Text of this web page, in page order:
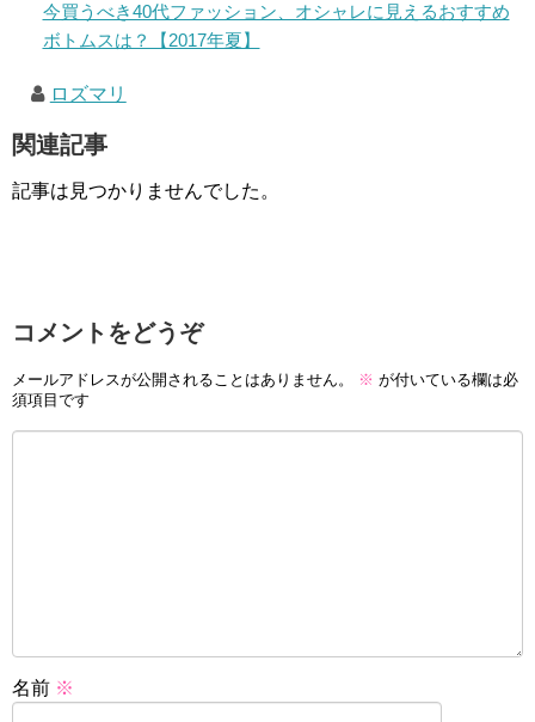
今買うべき40代ファッション、オシャレに見えるおすすめ
ボトムスは？【2017年夏】
ロズマリ
関連記事
記事は見つかりませんでした。
コメントをどうぞ
メールアドレスが公開されることはありません。 ※ が付いている欄は必
須項目です
名前 ※